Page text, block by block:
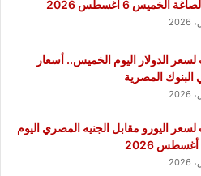
6 أغسطس 2026
الدولار اليوم الخميس.. أسعار
المصرية
اليورو مقابل الجنيه المصري اليوم